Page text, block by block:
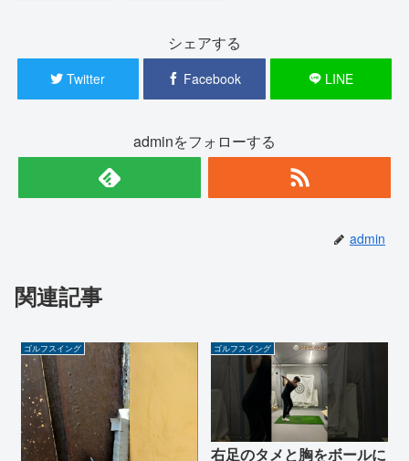
シェアする
Twitter Facebook LINE
adminをフォローする
admin
関連記事
ゴルフスイング ゴルフスイング
右足のタメと胸をボールに